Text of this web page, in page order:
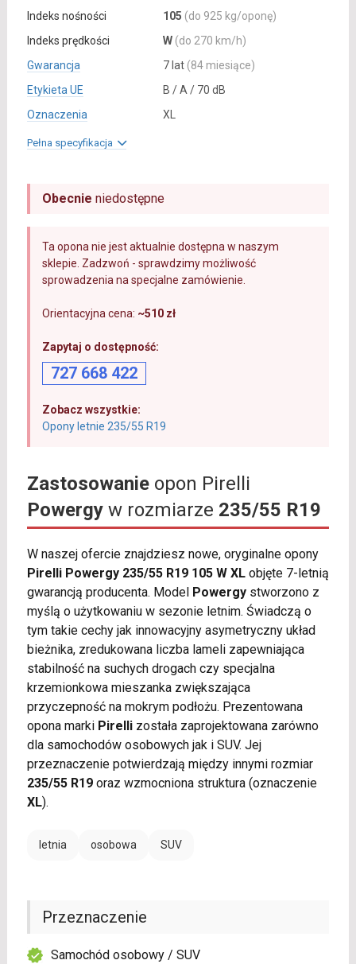
Indeks nośności
105 (do 925 kg/oponę)
Indeks prędkości
W (do 270 km/h)
Gwarancja
7 lat (84 miesiące)
Etykieta UE
B / A / 70 dB
Oznaczenia
XL
Pełna specyfikacja
Obecnie niedostępne
Ta opona nie jest aktualnie dostępna w naszym
sklepie. Zadzwoń - sprawdzimy możliwość
sprowadzenia na specjalne zamówienie.
Orientacyjna cena: ~510 zł
Zapytaj o dostępność:
727 668 422
Zobacz wszystkie:
Opony letnie 235/55 R19
Zastosowanieopon Pirelli
Powergyw rozmiarze 235/55 R19
W naszej ofercie znajdziesz nowe, oryginalne opony
Pirelli Powergy 235/55 R19 105 W XLobjęte 7-letnią
gwarancją producenta. Model Powergystworzono z
myślą o użytkowaniu w sezonie letnim. Świadczą o
tym takie cechy jak innowacyjny asymetryczny układ
bieżnika, zredukowana liczba lameli zapewniająca
stabilność na suchych drogach czy specjalna
krzemionkowa mieszanka zwiększająca
przyczepność na mokrym podłożu. Prezentowana
opona marki Pirellizostała zaprojektowana zarówno
dla samochodów osobowych jak i SUV. Jej
przeznaczenie potwierdzają między innymi rozmiar
235/55 R19oraz wzmocniona struktura (oznaczenie
XL).
letnia osobowa SUV
Przeznaczenie
Samochód osobowy / SUV